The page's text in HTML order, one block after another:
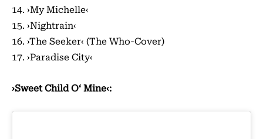
14. ›My Michelle‹
15. ›Nightrain‹
16. ›The Seeker‹ (The Who-Cover)
17. ›Paradise City‹
›Sweet Child O‘ Mine‹: